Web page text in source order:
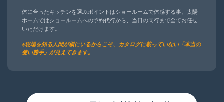
体に合ったキッチンを選ぶポイントはショールームで体感する事。太陽
ホームではショールームへの予約代行から、当日の同行まで全てお任せ
いただけます。
※現場を知る人間が横にいるからこそ、カタログに載っていない「本当の
使い勝手」が見えてきます。